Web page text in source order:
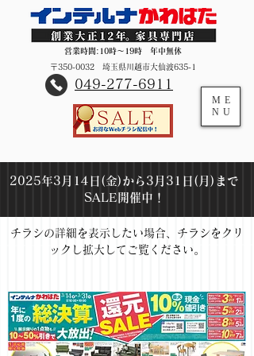
営業時間:10時～19時 年中無休
〒350-0032 埼玉県川越市大仙波635-1
​049-277-6911
ME
NU
2025年3月14日(金)から3月31日(月)まで
SALE開催中！
チラシの詳細を表示したい場合、チラシをクリ
ックし拡大してご覧ください。